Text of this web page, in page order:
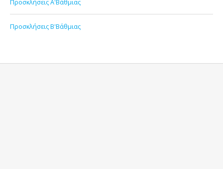
Προσκλήσεις Α'Βάθμιας
Προσκλήσεις Β'Βάθμιας